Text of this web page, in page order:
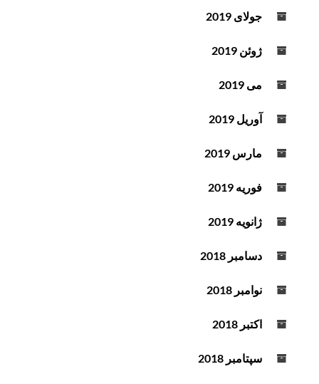
جولای 2019
ژوئن 2019
می 2019
آوریل 2019
مارس 2019
فوریه 2019
ژانویه 2019
دسامبر 2018
نوامبر 2018
اکتبر 2018
سپتامبر 2018